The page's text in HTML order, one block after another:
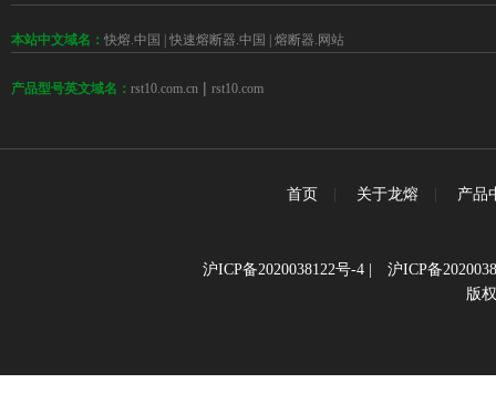
本站中文域名： 快熔.中国 快速熔断器.中国 熔断器.网站
产品型号英文域名： rst10.com.cn | rst10.com
首页 关于龙熔 产品
沪ICP备2020038122号-4| 沪ICP备
版